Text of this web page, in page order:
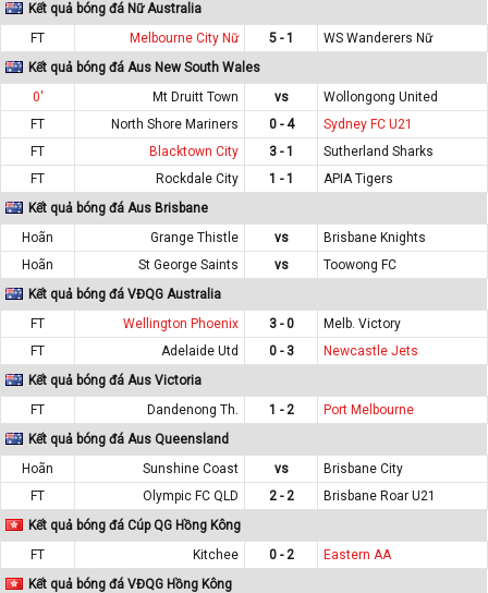
Kết quả bóng đá Nữ Australia
FT
Melbourne City Nữ 5 - 1
WS Wanderers Nữ
Kết quả bóng đá Aus New South Wales
0'
Mt Druitt Town vs
Wollongong United
FT
North Shore Mariners 0 - 4
Sydney FC U21
FT
Blacktown City 3 - 1
Sutherland Sharks
FT
Rockdale City 1 - 1
APIA Tigers
Kết quả bóng đá Aus Brisbane
Hoãn
Grange Thistle vs
Brisbane Knights
Hoãn
St George Saints vs
Toowong FC
Kết quả bóng đá VĐQG Australia
FT
Wellington Phoenix 3 - 0
Melb. Victory
FT
Adelaide Utd 0 - 3
Newcastle Jets
Kết quả bóng đá Aus Victoria
FT
Dandenong Th. 1 - 2
Port Melbourne
Kết quả bóng đá Aus Queensland
Hoãn
Sunshine Coast vs
Brisbane City
FT
Olympic FC QLD 2 - 2
Brisbane Roar U21
Kết quả bóng đá Cúp QG Hồng Kông
FT
Kitchee 0 - 2
Eastern AA
Kết quả bóng đá VĐQG Hồng Kông